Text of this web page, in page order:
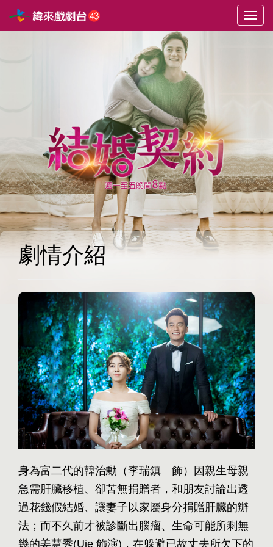
選
劇情介紹
身為富二代的韓治勳（李瑞鎮 飾）因親生母親
急需肝臟移植、卻苦無捐贈者，和朋友討論出透
過花錢假結婚、讓妻子以家屬身分捐贈肝臟的辦
法；而不久前才被診斷出腦瘤、生命可能所剩無
幾的姜慧秀(Uie 飾演)，在躲避已故丈夫所欠下的